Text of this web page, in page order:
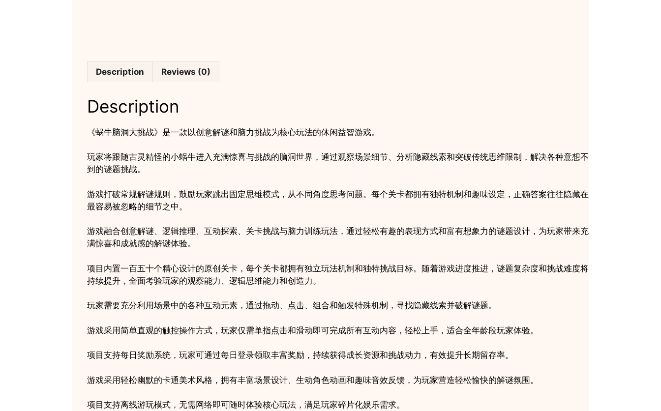
Description Reviews (0)
Description
《蜗牛脑洞大挑战》是一款以创意解谜和脑力挑战为核心玩法的休闲益智游戏。
玩家将跟随古灵精怪的小蜗牛进入充满惊喜与挑战的脑洞世界，通过观察场景细节、分析隐藏线索和突破传统思维限制，解决各种意想不
到的谜题挑战。
游戏打破常规解谜规则，鼓励玩家跳出固定思维模式，从不同角度思考问题。每个关卡都拥有独特机制和趣味设定，正确答案往往隐藏在
最容易被忽略的细节之中。
游戏融合创意解谜、逻辑推理、互动探索、关卡挑战与脑力训练玩法，通过轻松有趣的表现方式和富有想象力的谜题设计，为玩家带来充
满惊喜和成就感的解谜体验。
项目内置一百五十个精心设计的原创关卡，每个关卡都拥有独立玩法机制和独特挑战目标。随着游戏进度推进，谜题复杂度和挑战难度将
持续提升，全面考验玩家的观察能力、逻辑思维能力和创造力。
玩家需要充分利用场景中的各种互动元素，通过拖动、点击、组合和触发特殊机制，寻找隐藏线索并破解谜题。
游戏采用简单直观的触控操作方式，玩家仅需单指点击和滑动即可完成所有互动内容，轻松上手，适合全年龄段玩家体验。
项目支持每日奖励系统，玩家可通过每日登录领取丰富奖励，持续获得成长资源和挑战动力，有效提升长期留存率。
游戏采用轻松幽默的卡通美术风格，拥有丰富场景设计、生动角色动画和趣味音效反馈，为玩家营造轻松愉快的解谜氛围。
项目支持离线游玩模式，无需网络即可随时体验核心玩法，满足玩家碎片化娱乐需求。